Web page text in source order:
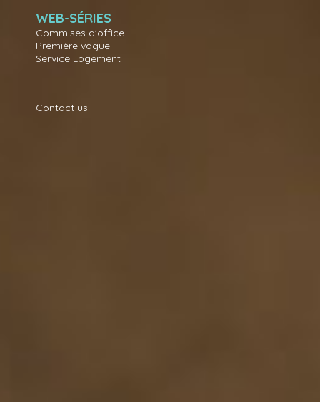
WEB-SÉRIES
Commises d'office
Première vague
Service Logement
Contact us